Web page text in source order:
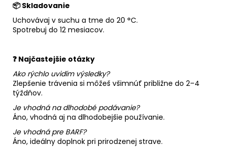
📦 Skladovanie
Uchovávaj v suchu a tme do 20 °C.
Spotrebuj do 12 mesiacov.
❓ Najčastejšie otázky
Ako rýchlo uvidím výsledky?
Zlepšenie trávenia si môžeš všimnúť približne do 2–4
týždňov.
Je vhodná na dlhodobé podávanie?
Áno, vhodná aj na dlhodobejšie používanie.
Je vhodná pre BARF?
Áno, ideálny doplnok pri prirodzenej strave.